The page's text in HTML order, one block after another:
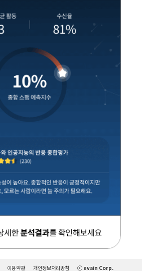
이용약관 개인정보처리방침 ⓒ evain Corp.